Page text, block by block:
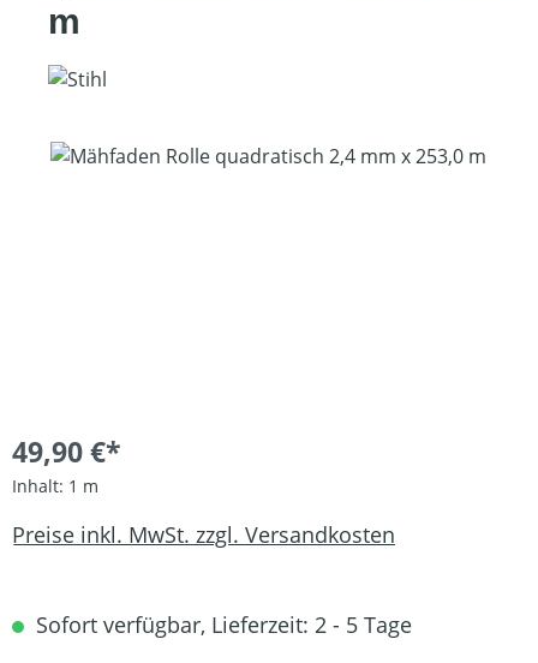
m
Bildergalerie überspringen
49,90 €*
Inhalt: 1 m
Preise inkl. MwSt. zzgl. Versandkosten
Sofort verfügbar, Lieferzeit: 2 - 5 Tage